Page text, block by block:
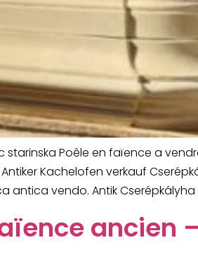
starinska Poêle en faïence a
Kachelofen verkauf
antica vendo. Antik
ancien